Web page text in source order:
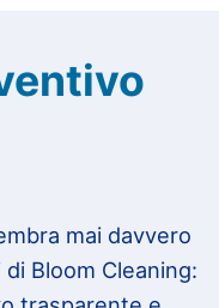
mai davvero
Bloom Cleaning: